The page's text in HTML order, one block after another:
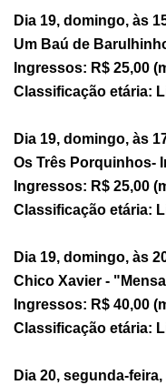
Dia 19, domingo, às
Um Baú de
Ingressos: R$ 25,00
Classificação etária:
Dia 19, domingo, às
Os Três Porquinhos-
Ingressos: R$ 25,00
Classificação etária:
Dia 19, domingo, às
Chico Xavier -
Ingressos: R$ 40,00
Classificação etária:
Dia 20, segunda-feira,